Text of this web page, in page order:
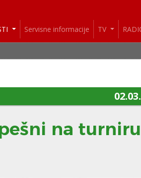
Servisne informacije TV
na turniru